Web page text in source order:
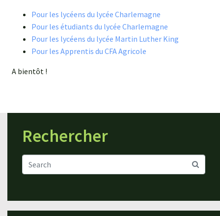
Pour les lycéens du lycée Charlemagne
Pour les étudiants du lycée Charlemagne
Pour les lycéens du lycée Martin Luther King
Pour les Apprentis du CFA Agricole
A bientôt !
Rechercher